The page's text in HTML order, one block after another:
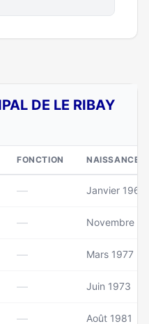
DE LE RIBAY
FONCTION NAISSANCE
— Janvier 1968
— Novembre
— Mars 1977
— Juin 1973
— Août 1981